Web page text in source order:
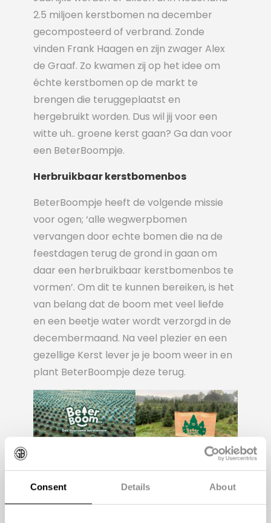
Consent Details About
2.5 miljoen kerstbomen na december
gecomposteerd of verbrand. Zonde
vinden Frank Haagen en zijn zwager Alex
de Graaf. Zo kwamen zij op het idee om
échte kerstbomen op de markt te
brengen die teruggeplaatst en
hergebruikt worden. Dus wil jij voor een
witte uh.. groene kerst gaan? Ga dan voor
een BeterBoompje.
Herbruikbaar kerstbomenbos
BeterBoompje heeft de volgende missie
voor ogen; ‘alle wegwerpbomen
vervangen door echte bomen die na de
feestdagen terug de grond in gaan om
daar een herbruikbaar kerstbomenbos te
vormen’. Om dit te kunnen bereiken, is het
van belang dat de boom met veel liefde
en een beetje water wordt verzorgd in de
decembermaand. Na veel plezier en een
gezellige Kerst lever je je boom weer in en
plant BeterBoompje deze terug.
Een beetje afgezaagd
Helaas zijn er maar een aantal huurbomen